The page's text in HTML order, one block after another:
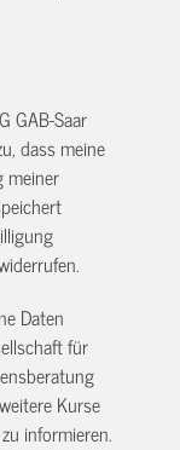
GAB-Saar
dass meine
meiner
Daten
für
Kurse
informieren.